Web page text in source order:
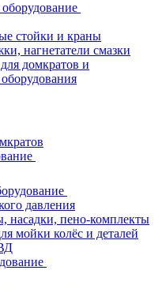
стойки и краны
нагнетатели смазки
домкратов и
давления
насадки, пено-комплекты
мойки колёс и деталей